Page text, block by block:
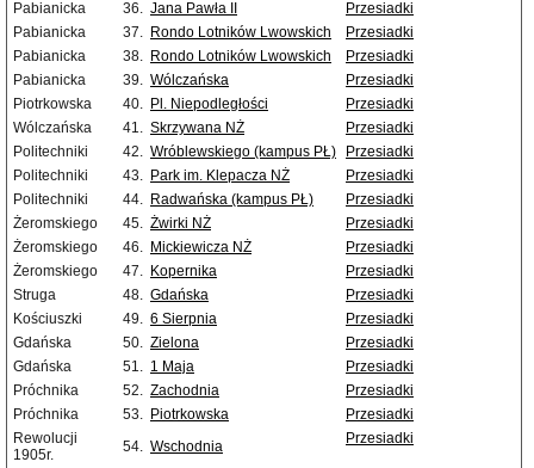
Pabianicka
36. Jana Pawła II
Przesiadki
Pabianicka
37. Rondo Lotników Lwowskich
Przesiadki
Pabianicka
38. Rondo Lotników Lwowskich
Przesiadki
Pabianicka
39. Wólczańska
Przesiadki
Piotrkowska
40. Pl. Niepodległości
Przesiadki
Wólczańska
41. Skrzywana NŻ
Przesiadki
Politechniki
42. Wróblewskiego (kampus PŁ)
Przesiadki
Politechniki
43. Park im. Klepacza NŻ
Przesiadki
Politechniki
44. Radwańska (kampus PŁ)
Przesiadki
Żeromskiego
45. Żwirki NŻ
Przesiadki
Żeromskiego
46. Mickiewicza NŻ
Przesiadki
Żeromskiego
47. Kopernika
Przesiadki
Struga
48. Gdańska
Przesiadki
Kościuszki
49. 6 Sierpnia
Przesiadki
Gdańska
50. Zielona
Przesiadki
Gdańska
51. 1 Maja
Przesiadki
Próchnika
52. Zachodnia
Przesiadki
Próchnika
53. Piotrkowska
Przesiadki
Rewolucji
1905r.
54. Wschodnia Przesiadki